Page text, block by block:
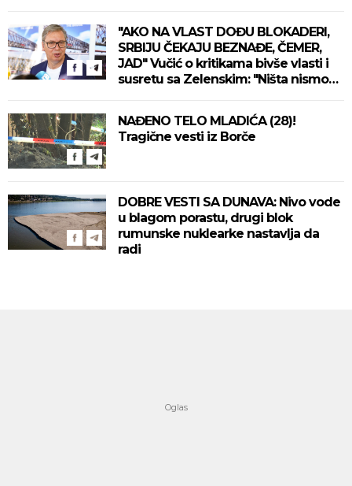
"AKO NA VLAST DOĐU BLOKADERI,
SRBIJU ČEKAJU BEZNAĐE, ČEMER,
JAD" Vučić o kritikama bivše vlasti i
susretu sa Zelenskim: "Ništa nismo
NAĐENO TELO MLADIĆA (28)!
Tragične vesti iz Borče
DOBRE VESTI SA DUNAVA: Nivo vode
u blagom porastu, drugi blok
rumunske nuklearke nastavlja da
radi